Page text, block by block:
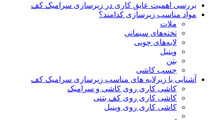
بررسی اهمیت عایق کاری در زیرسازی سرامیک کف
مواد مناسب زیرسازی کدامند؟
ملات
تخته‌های سیمانی
لایه‌های چوبی
وینیل
بتن
چسب کاشی
آشنایی با زیرلایه‌ های مناسب زیرسازی سرامیک کف
کاشی کاری روی کاشی و سرامیک
کاشی کاری روی کف بتنی
کاشی کاری روی وینیل